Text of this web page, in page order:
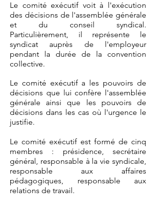
ses priorités syndicales, sociales ou
politiques;
b) régler tout ce qui concerne
l'organisation et le fonctionnement
interne du syndicat;
c) faire l'élection des membres de
déléguée ou qui représente
officiellement le syndicat;
d) déterminer le contenu des projets
de convention collective et ratifier les
e) faire tous les actes nécessaires et
prendre toutes les dispositions qu'elle
juge opportunes à la bonne marche du
syndicat;
f) modifier et amender les présents
Le comité exécutif voit à l'exécution
des décisions de l'assemblée générale
et du conseil syndical.
Particulièrement, il représente le
syndicat auprès de l'employeur
pendant la durée de la convention
collective.
Le comité exécutif a les pouvoirs de
décisions que lui confère l'assemblée
générale ainsi que les pouvoirs de
décisions dans les cas où l'urgence le
justifie.
Le comité exécutif est formé de cinq
membres : présidence, secrétaire
général, responsable à la vie syndicale,
responsable aux affaires
pédagogiques, responsable aux
relations de travail.